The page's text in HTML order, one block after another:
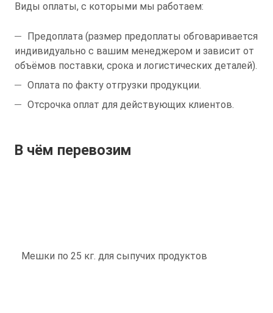
Виды оплаты, с которыми мы работаем:
Предоплата (размер предоплаты обговаривается
индивидуально с вашим менеджером и зависит от
объёмов поставки, срока и логистических деталей).
Оплата по факту отгрузки продукции.
Отсрочка оплат для действующих клиентов.
В чём перевозим
Мешки по 25 кг. для сыпучих продуктов